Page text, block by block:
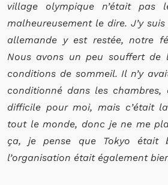
village olympique n’était pas
malheureusement le dire. J’y
allemande y est restée, notre
Nous avons un peu souffert de
conditions de sommeil. Il n’y
conditionné dans les
difficile pour moi, mais c’était
tout le monde, donc je ne me
ça, je pense que Tokyo était
l’organisation était également